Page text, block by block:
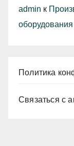
admin к
Политика
Связаться с